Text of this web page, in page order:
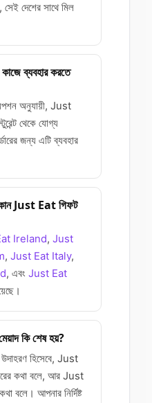
সেই দেশের সাথে মিল
ব্যবহার করতে
অনুযায়ী, Just
থেকে যোগ্য
জন্য এটি ব্যবহার
Just Eat গিফট
Ireland, Just
, Just Eat Italy,
, এবং Just Eat
কি শেষ হয়?
উদাহরণ হিসেবে, Just
কথা বলে, আর Just
বলে। আপনার নির্দিষ্ট